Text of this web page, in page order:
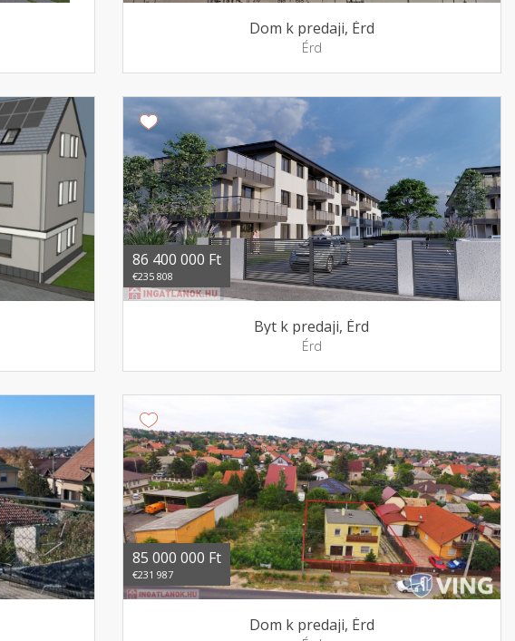
Dom k predaji, Érd
Érd
86 400 000 Ft
€235 808
Byt k predaji, Érd
Érd
85 000 000 Ft
€231 987
Dom k predaji, Érd